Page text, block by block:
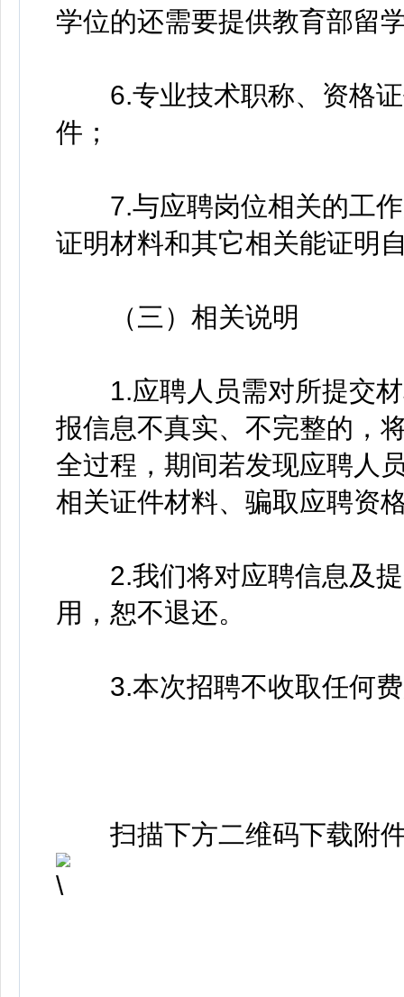
学位的还需要提供教育部留
6.专业技术职称、资格证
件；
7.与应聘岗位相关的工作
证明材料和其它相关能证明
（三）相关说明
1.应聘人员需对所提交材
报信息不真实、不完整的，
全过程，期间若发现应聘人
相关证件材料、骗取应聘资
2.我们将对应聘信息及提
用，恕不退还。
3.本次招聘不收取任何费
扫描下方二维码下载附